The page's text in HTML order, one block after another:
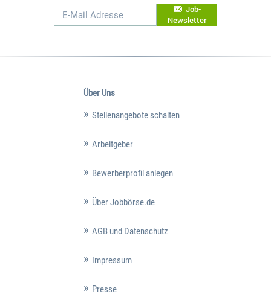
Job-
Newsletter
Über Uns
Stellenangebote schalten
Arbeitgeber
Bewerberprofil anlegen
Über Jobbörse.de
AGB und Datenschutz
Impressum
Presse